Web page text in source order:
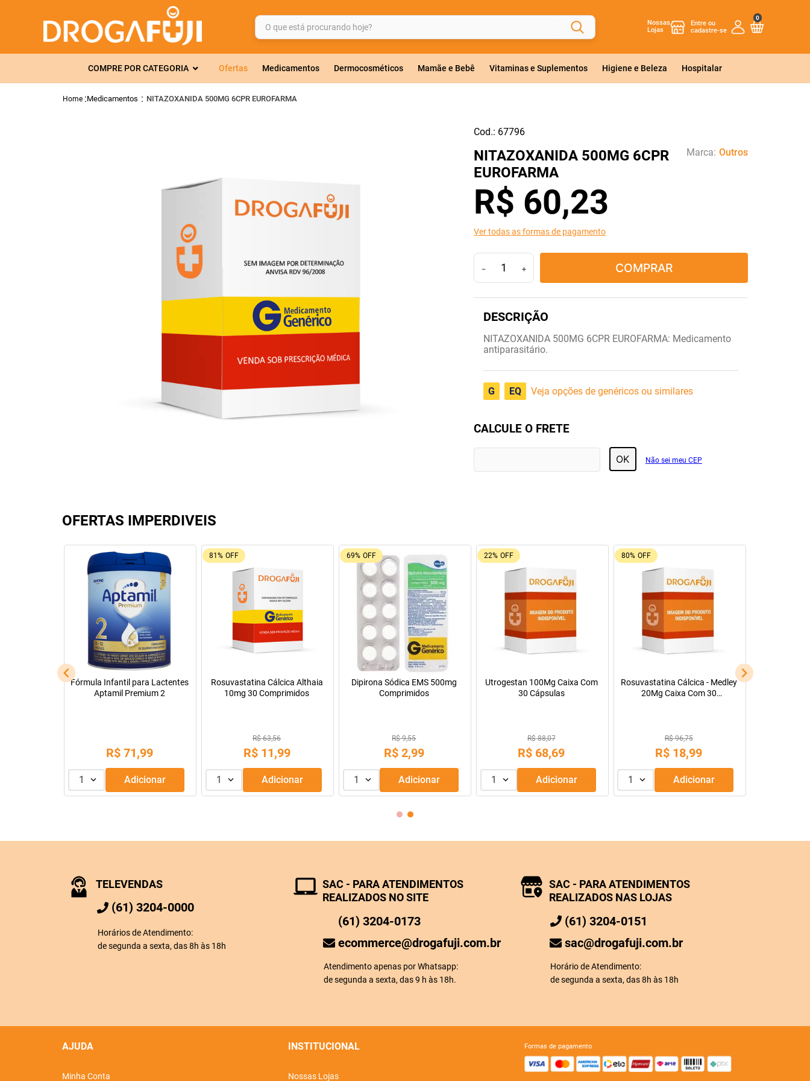
O que está procurando hoje?
Nossas
Lojas
0
COMPRE POR CATEGORIA Ofertas Medicamentos Dermocosméticos Mamãe e Bebê Vitaminas e Suplementos Higiene e Beleza Hospitalar
Medicamentos NITAZOXANIDA 500MG 6CPR EUROFARMA
Cod.: 67796
NITAZOXANIDA 500MG 6CPR
EUROFARMA
Marca: Outros
R$ 60,23
Ver todas as formas de pagamento
＋
－ COMPRAR
NITAZOXANIDA 500MG 6CPR EUROFARMA: Medicamento
antiparasitário.
G EQ Veja opções de genéricos ou similares
CALCULE O FRETE
OK Não sei meu CEP
OFERTAS IMPERDIVEIS
Fórmula Infantil para Lactentes
Aptamil Premium 2
R$ 71,99
1 Adicionar
81% OFF
Rosuvastatina Cálcica Althaia
10mg 30 Comprimidos
R$ 63,56
R$ 11,99
1 Adicionar
69% OFF
Dipirona Sódica EMS 500mg
Comprimidos
R$ 9,55
R$ 2,99
1 Adicionar
22% OFF
Utrogestan 100Mg Caixa Com
30 Cápsulas
R$ 88,07
R$ 68,69
1 Adicionar
80% OFF
Rosuvastatina Cálcica - Medley
20Mg Caixa Com 30
R$ 96,75
R$ 18,99
1 Adicionar
TELEVENDAS
(61) 3204-0000
Horários de Atendimento:
de segunda a sexta, das 8h às 18h
SAC - PARA ATENDIMENTOS
REALIZADOS NO SITE
(61) 3204-0173
ecommerce@drogafuji.com.br
Atendimento apenas por Whatsapp:
de segunda a sexta, das 9 h às 18h.
SAC - PARA ATENDIMENTOS
REALIZADOS NAS LOJAS
(61) 3204-0151
sac@drogafuji.com.br
Horário de Atendimento:
de segunda a sexta, das 8h às 18h
AJUDA
Minha Conta
INSTITUCIONAL
Nossas Lojas
formas de pagamento
TERMOS MAIS BUSCADOS
2º
gelmax
6º
shampoo
dipirona
10
fraldas geriátricas